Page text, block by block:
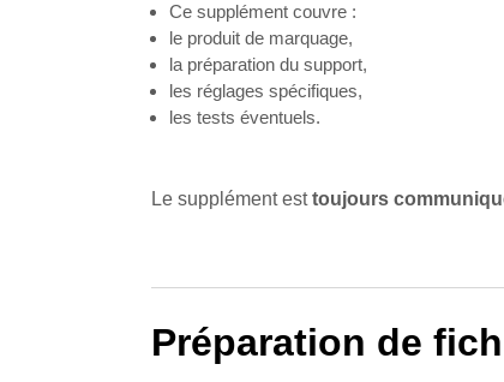
Ce supplément couvre :
le produit de marquage,
la préparation du support,
les réglages spécifiques,
les tests éventuels.
Le supplément esttoujours
Préparation de